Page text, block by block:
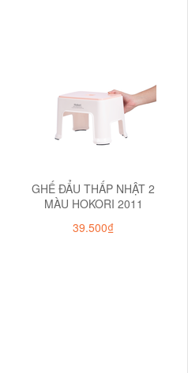
GHẾ ĐẨU THẤP NHẬT 2
MÀU HOKORI 2011
39.500₫